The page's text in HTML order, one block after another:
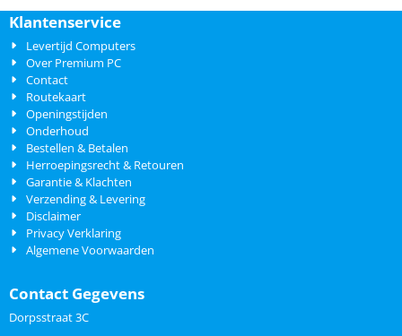
Klantenservice
Levertijd Computers
Over Premium PC
Contact
Routekaart
Openingstijden
Onderhoud
Bestellen & Betalen
Herroepingsrecht & Retouren
Garantie & Klachten
Verzending & Levering
Disclaimer
Privacy Verklaring
Algemene Voorwaarden
Contact Gegevens
Dorpsstraat 3C